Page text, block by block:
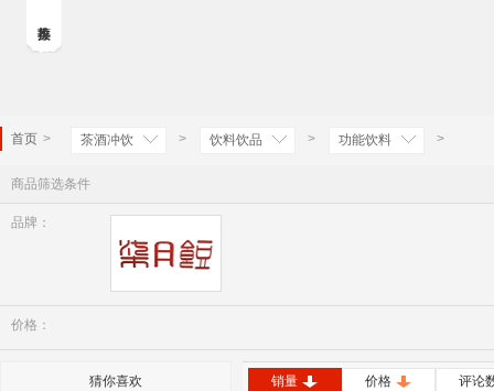
首页 > 茶酒冲饮 > 饮料饮品 > 功能饮料 >
商品筛选条件
品牌：
价格：
猜你喜欢 销量 价格 评论